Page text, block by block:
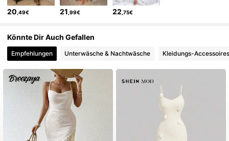
20 ,49€ 21 ,99€ 22 ,75€
Könnte Dir Auch Gefallen
Empfehlungen Unterwäsche & Nachtwäsche Kleidungs-Accessoires